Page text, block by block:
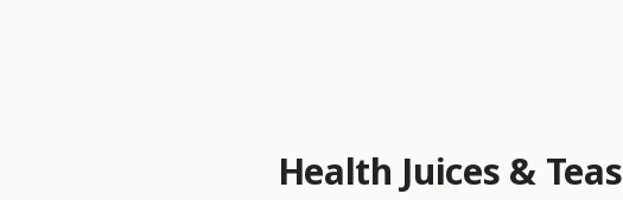
Health Juices & Teas